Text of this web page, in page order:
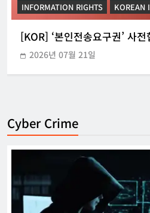
INFORMATION RIGHTS KOREAN
[KOR] ‘본인전송요구권’ 사
2026년 07월 21일
Cyber Crime